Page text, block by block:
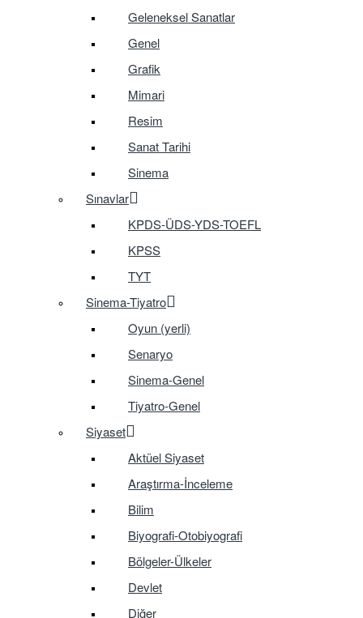
Geleneksel Sanatlar
Genel
Grafik
Mimari
Resim
Sanat Tarihi
Sinema
Sınavlar
KPDS-ÜDS-YDS-TOEFL
KPSS
TYT
Sinema-Tiyatro
Oyun (yerli)
Senaryo
Sinema-Genel
Tiyatro-Genel
Siyaset
Aktüel Siyaset
Araştırma-İnceleme
Bilim
Biyografi-Otobiyografi
Bölgeler-Ülkeler
Devlet
Diğer